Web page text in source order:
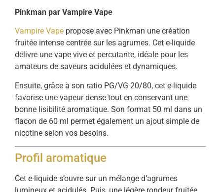
Pinkman par Vampire Vape
Vampire Vape propose avec Pinkman une création
fruitée intense centrée sur les agrumes. Cet e-liquide
délivre une vape vive et percutante, idéale pour les
amateurs de saveurs acidulées et dynamiques.
Ensuite, grâce à son ratio PG/VG 20/80, cet e-liquide
favorise une vapeur dense tout en conservant une
bonne lisibilité aromatique. Son format 50 ml dans un
flacon de 60 ml permet également un ajout simple de
nicotine selon vos besoins.
Profil aromatique
Cet e-liquide s’ouvre sur un mélange d’agrumes